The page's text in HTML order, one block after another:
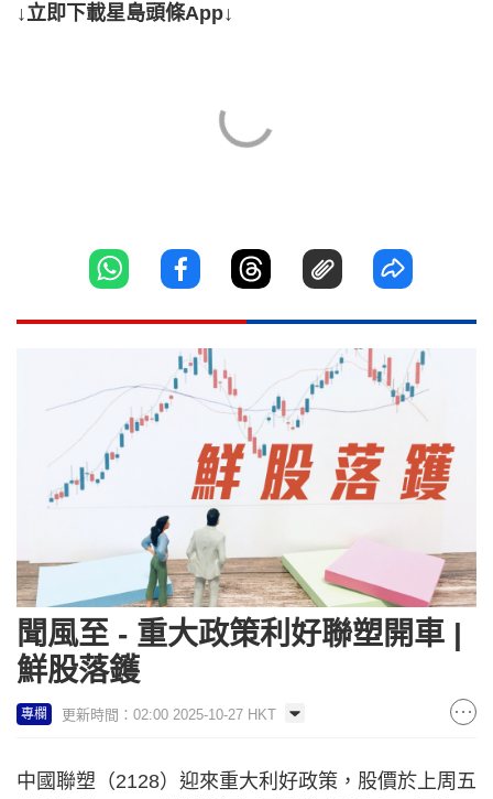
↓立即下載星島頭條App↓
聞風至 - 重大政策利好聯塑開車 |
鮮股落鑊
專欄 更新時間：02:00 2025-10-27 HKT
中國聯塑（2128）迎來重大利好政策，股價於上周五